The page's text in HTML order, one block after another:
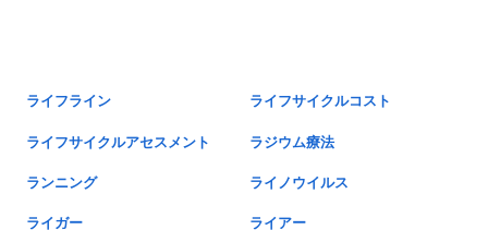
ライフライン ライフサイクルコスト
ライフサイクルアセスメント ラジウム療法
ランニング ライノウイルス
ライガー ライアー